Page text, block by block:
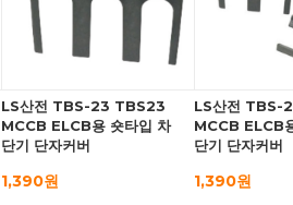
LS산전 TBS-23 TBS23
MCCB ELCB용 숏타입 차
단기 단자커버
1,390원
LS산전 TBS-
MCCB ELCB
단기 단자커버
1,390원